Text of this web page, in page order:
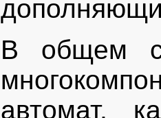
В общем
автомат,